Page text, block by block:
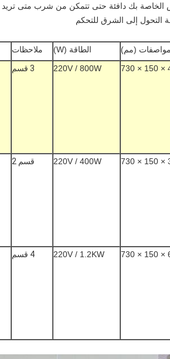
بك دافئة حتى تتمكن من شرب متى تريد
التحول إلى الشرق للتحكم
مواصفات (مم) الطاقة (W) ملاحظات
220V / 800W 3 قسم
220V / 400W قسم 2
220V / 1.2KW 4 قسم